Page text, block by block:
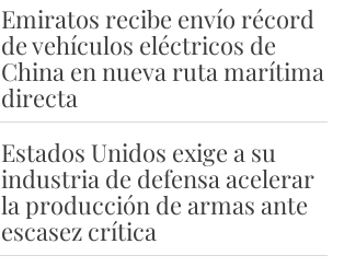
Emiratos recibe envío récord
de vehículos eléctricos de
China en nueva ruta marítima
directa
Estados Unidos exige a su
industria de defensa acelerar
la producción de armas ante
escasez crítica